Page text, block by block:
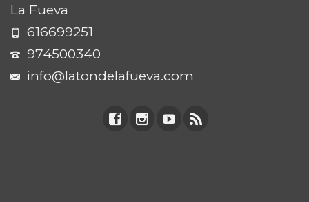
La Fueva
616699251
974500340
info@latondelafueva.com